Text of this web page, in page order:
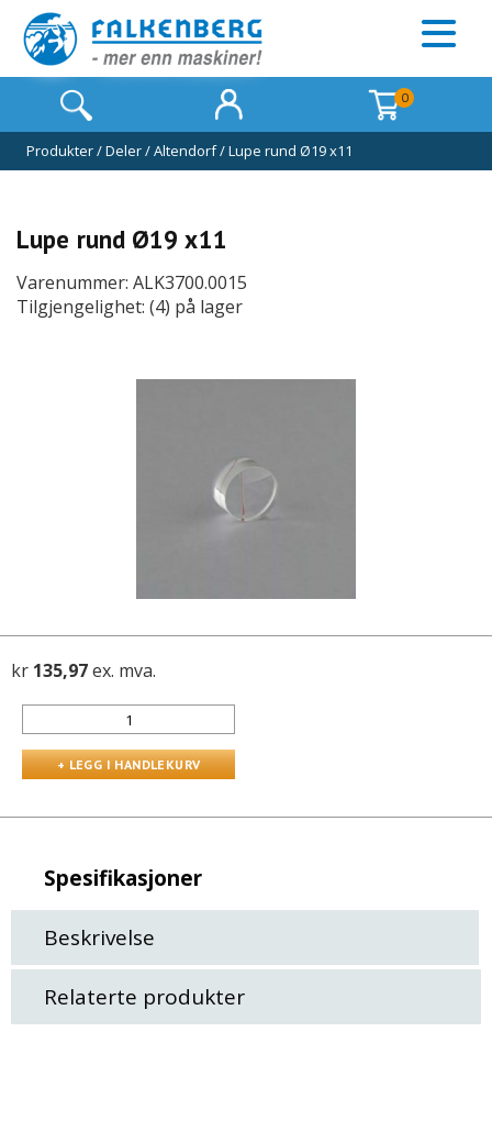
0
Produkter/Deler/Altendorf/Lupe rund Ø19 x11
Lupe rund Ø19 x11
Varenummer: ALK3700.0015
Tilgjengelighet: (4) på lager
kr 135,97ex. mva.
Spesifikasjoner
Beskrivelse
Relaterte produkter